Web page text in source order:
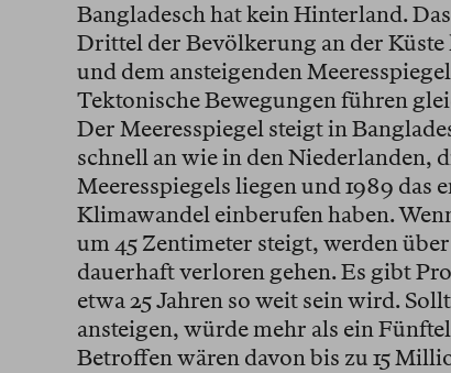
Bangladesch hat kein Hinterland.
Drittel der Bevölkerung an der
und dem ansteigenden
Tektonische Bewegungen führen
Der Meeresspiegel steigt in
schnell an wie in den Niederlanden,
Meeresspiegels liegen und 1989
Klimawandel einberufen haben.
um 45 Zentimeter steigt, werden
dauerhaft verloren gehen. Es gibt
etwa 25 Jahren so weit sein wird.
ansteigen, würde mehr als ein
Betroffen wären davon bis zu 15